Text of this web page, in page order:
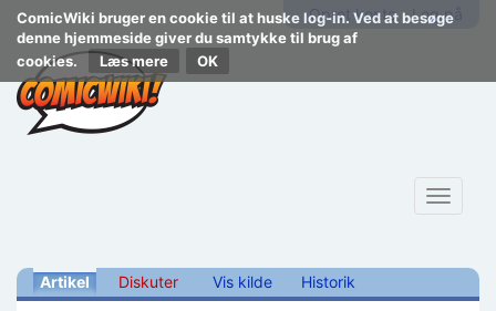
ComicWiki bruger en cookie til at huske log-in. Ved at besøge
denne hjemmeside giver du samtykke til brug af
cookies.
Læs mere
Opret konto Log på
Toggle
Artikel Diskuter Vis kilde Historik